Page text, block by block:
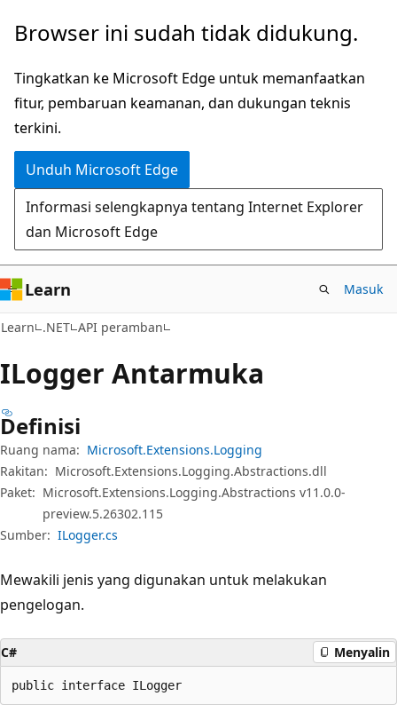
Lompati
konten
utama
Lewati
navigasi
dalam
halaman
Browser ini sudah tidak didukung.
Tingkatkan ke Microsoft Edge untuk memanfaatkan
fitur, pembaruan keamanan, dan dukungan teknis
terkini.
Unduh Microsoft Edge
Informasi selengkapnya tentang Internet Explorer
dan Microsoft Edge
Learn Masuk
Learn .NET API peramban
ILogger Antarmuka
Definisi
Ruang nama: Microsoft.Extensions.Logging
Rakitan: Microsoft.Extensions.Logging.Abstractions.dll
Paket: Microsoft.Extensions.Logging.Abstractions v11.0.0-
preview.5.26302.115
Sumber: ILogger.cs
Mewakili jenis yang digunakan untuk melakukan
pengelogan.
C# Menyalin
public interface ILogger